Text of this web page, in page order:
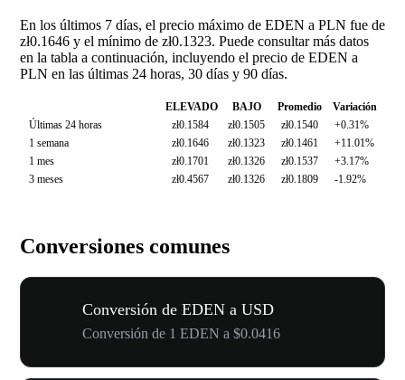
En los últimos 7 días, el precio máximo de EDEN a PLN fue de
zł0.1646 y el mínimo de zł0.1323. Puede consultar más datos
en la tabla a continuación, incluyendo el precio de EDEN a
PLN en las últimas 24 horas, 30 días y 90 días.
ELEVADO BAJO Promedio
Variación
Últimas 24 horas
zł0.1584 zł0.1505 zł0.1540
+0.31%
1 semana
zł0.1646 zł0.1323 zł0.1461
+11.01%
1 mes
zł0.1701 zł0.1326 zł0.1537
+3.17%
3 meses
zł0.4567 zł0.1326 zł0.1809 -1.92%
Conversiones comunes
Conversión de EDEN a USD
Conversión de 1 EDEN a $0.0416